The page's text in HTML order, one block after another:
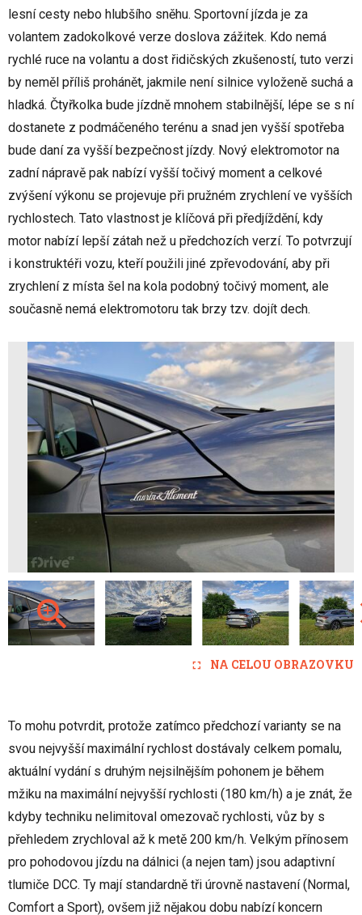
lesní cesty nebo hlubšího sněhu. Sportovní jízda je za
volantem zadokolkové verze doslova zážitek. Kdo nemá
rychlé ruce na volantu a dost řidičských zkušeností, tuto verzi
by neměl příliš prohánět, jakmile není silnice vyloženě suchá a
hladká. Čtyřkolka bude jízdně mnohem stabilnější, lépe se s ní
dostanete z podmáčeného terénu a snad jen vyšší spotřeba
bude daní za vyšší bezpečnost jízdy. Nový elektromotor na
zadní nápravě pak nabízí vyšší točivý moment a celkové
zvýšení výkonu se projevuje při pružném zrychlení ve vyšších
rychlostech. Tato vlastnost je klíčová při předjíždění, kdy
motor nabízí lepší zátah než u předchozích verzí. To potvrzují
i konstruktéři vozu, kteří použili jiné zpřevodování, aby při
zrychlení z místa šel na kola podobný točivý moment, ale
současně nemá elektromotoru tak brzy tzv. dojít dech.
NA CELOU OBRAZOVKU
To mohu potvrdit, protože zatímco předchozí varianty se na
svou nejvyšší maximální rychlost dostávaly celkem pomalu,
aktuální vydání s druhým nejsilnějším pohonem je během
mžiku na maximální nejvyšší rychlosti (180 km/h) a je znát, že
kdyby techniku nelimitoval omezovač rychlosti, vůz by s
přehledem zrychloval až k metě 200 km/h. Velkým přínosem
pro pohodovou jízdu na dálnici (a nejen tam) jsou adaptivní
tlumiče DCC. Ty mají standardně tři úrovně nastavení (Normal,
Comfort a Sport), ovšem již nějakou dobu nabízí koncern